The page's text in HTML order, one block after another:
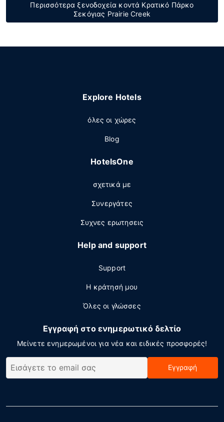
Περισσότερα ξενοδοχεία κοντά Κρατικό Πάρκο
Σεκόγιας Prairie Creek
Explore Hotels
όλες οι χώρες
Blog
HotelsOne
σχετικά με
Συνεργάτες
Συχνες ερωτησεις
Help and support
Support
Η κράτησή μου
Όλες οι γλώσσες
Εγγραφή στο ενημερωτικό δελτίο
Μείνετε ενημερωμένοι για νέα και ειδικές προσφορές!
Εγγραφή